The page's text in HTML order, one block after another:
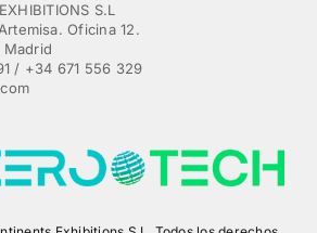
S.L
Oficina 12.
Madrid
/ +34 671 556 329